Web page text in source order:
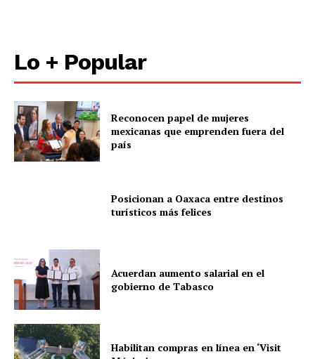
Lo + Popular
Reconocen papel de mujeres
mexicanas que emprenden fuera del
país
Posicionan a Oaxaca entre destinos
turísticos más felices
Acuerdan aumento salarial en el
gobierno de Tabasco
Habilitan compras en línea en ‘Visit